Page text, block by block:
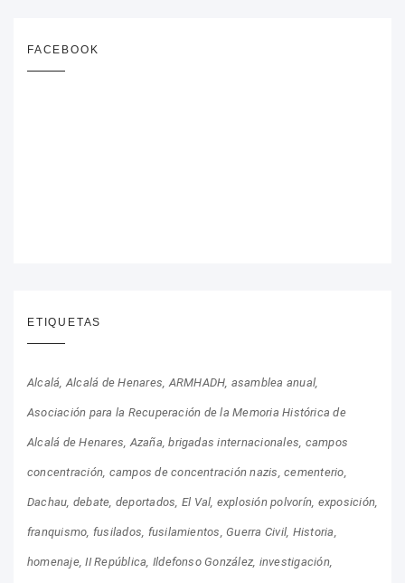
FACEBOOK
ETIQUETAS
Alcalá Alcalá de Henares ARMHADH asamblea anual
Asociación para la Recuperación de la Memoria Histórica de
Alcalá de Henares Azaña brigadas internacionales campos
concentración campos de concentración nazis cementerio
Dachau debate deportados El Val explosión polvorín exposición
franquismo fusilados fusilamientos Guerra Civil Historia
homenaje II República Ildefonso González investigación